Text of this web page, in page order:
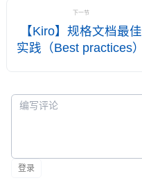
工作原理（How It
下一节
【Kiro】规格文档最佳
实践（Best practices）